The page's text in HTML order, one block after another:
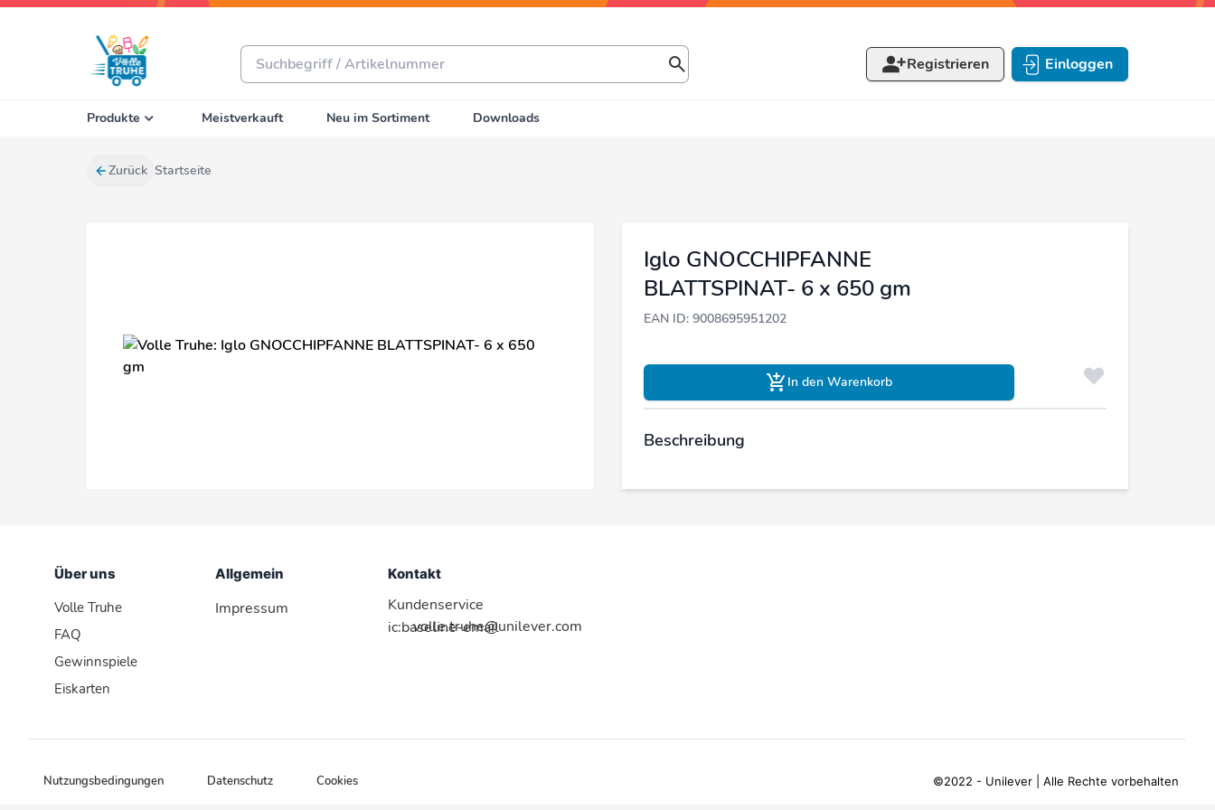
Registrieren Einloggen
Produkte Meistverkauft Neu im Sortiment Downloads
Zurück Startseite
Iglo GNOCCHIPFANNE
BLATTSPINAT- 6 x 650 gm
EAN ID: 9008695951202
In den Warenkorb
Beschreibung
Über uns
Volle Truhe
FAQ
Gewinnspiele
Eiskarten
Allgemein
Impressum
Kontakt
Kundenservice
ic:baseline-email
volle.truhe@unilever.com
Nutzungsbedingungen Datenschutz Cookies ©2022 - Unilever | Alle Rechte vorbehalten